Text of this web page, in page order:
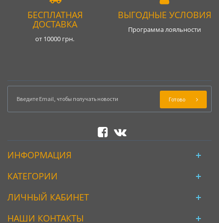
БЕСПЛАТНАЯ
ДОСТАВКА
от 10000 грн.
ВЫГОДНЫЕ УСЛОВИЯ
Программа лояльности
Готово
ИНФОРМАЦИЯ
КАТЕГОРИИ
ЛИЧНЫЙ КАБИНЕТ
НАШИ КОНТАКТЫ